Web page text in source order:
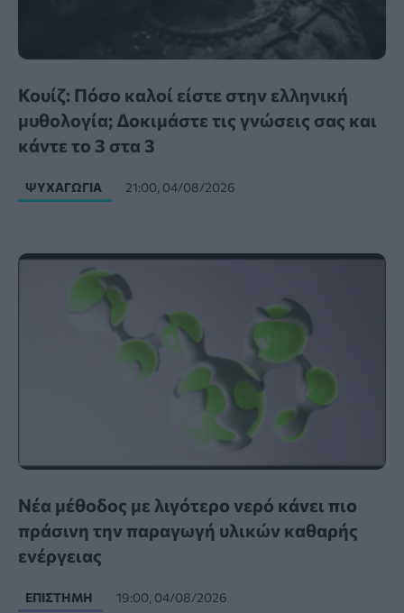
Κουίζ: Πόσο καλοί είστε στην ελληνική
μυθολογία; Δοκιμάστε τις γνώσεις σας και
κάντε το 3 στα 3
ΨΥΧΑΓΩΓΊΑ 21:00, 04/08/2026
Νέα μέθοδος με λιγότερο νερό κάνει πιο
πράσινη την παραγωγή υλικών καθαρής
ενέργειας
ΕΠΙΣΤΉΜΗ 19:00, 04/08/2026